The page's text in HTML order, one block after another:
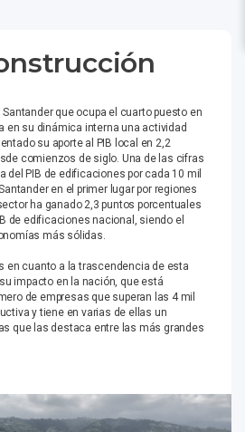
que ocupa el cuarto puesto en
en su dinámica interna una actividad
su aporte al PIB local en 2,2
comienzos de siglo. Una de las cifras
del PIB de edificaciones por cada 10 mil
en el primer lugar por regiones
ha ganado 2,3 puntos porcentuales
de edificaciones nacional, siendo el
más sólidas.
en cuanto a la trascendencia de esta
impacto en la nación, que está
de empresas que superan las 4 mil
y tiene en varias de ellas un
que las destaca entre las más grandes